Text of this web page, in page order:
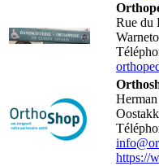
Rue du
https://